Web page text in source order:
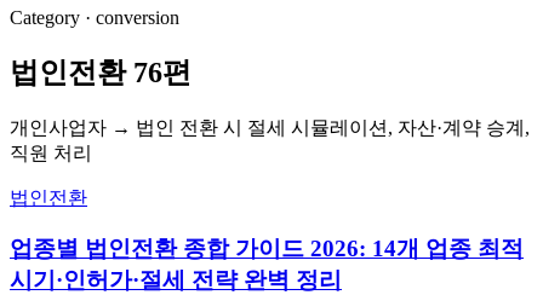
Category · conversion
법인전환 76편
개인사업자 → 법인 전환 시 절세 시뮬레이션, 자산·계약 승계,
직원 처리
법인전환
업종별 법인전환 종합 가이드 2026: 14개 업종 최적
시기·인허가·절세 전략 완벽 정리